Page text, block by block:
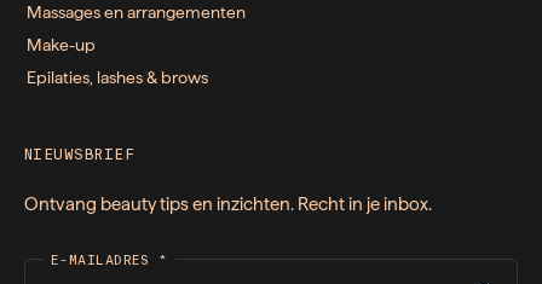
Massages en arrangementen
Make-up
Epilaties, lashes & brows
NIEUWSBRIEF
Ontvang beauty tips en inzichten. Recht in je inbox.
E-MAILADRES *